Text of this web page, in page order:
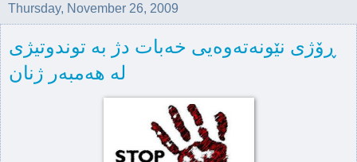
Thursday, November 26, 2009
ڕۆژی نێونه‌ته‌وه‌یی خه‌بات دژ به‌ توندوتیژی
له‌ هه‌مبه‌ر ژنان